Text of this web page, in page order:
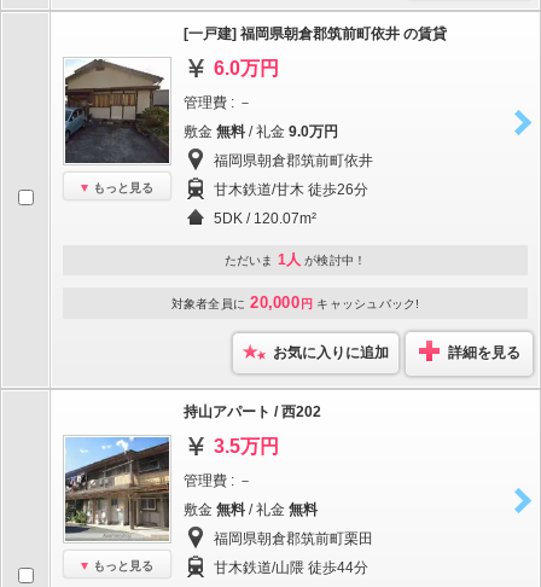
もっと見る
[一戸建] 福岡県朝倉郡筑前町依井 の賃貸
6.0万円
管理費 : －
敷金 無料 / 礼金 9.0万円
福岡県朝倉郡筑前町依井
甘木鉄道/甘木 徒歩26分
5DK / 120.07m²
ただいま 1人 が検討中！
対象者全員に 20,000 円 キャッシュバック!
お気に入りに追加 詳細を見る
もっと見る
持山アパート / 西202
3.5万円
管理費 : －
敷金 無料 / 礼金 無料
福岡県朝倉郡筑前町栗田
甘木鉄道/山隈 徒歩44分